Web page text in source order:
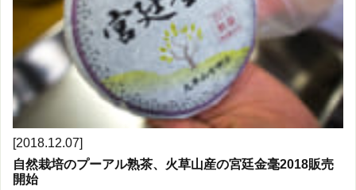
[2018.12.07]
自然栽培のプーアル熟茶、火草山産の宮廷金毫2018販売
開始